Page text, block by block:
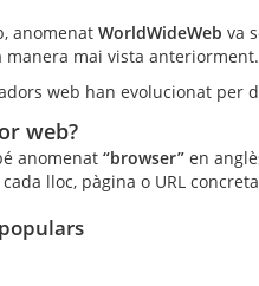
anomenat WorldWideWeb va
manera mai vista
web han evolucionat
web?
anomenat “browser” en
lloc, pàgina o URL